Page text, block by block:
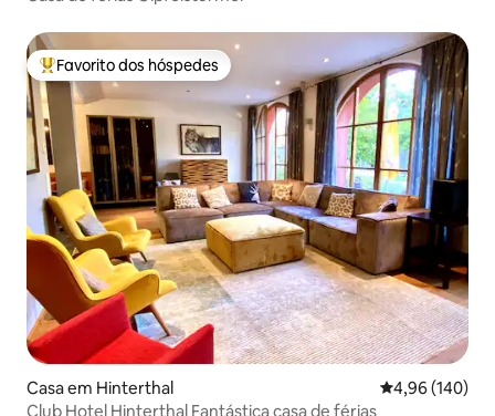
Favoritos dos hóspedes mais apreciados
Favorito dos hóspedes
Casa em Hinterthal Classificação
4,96 (140)
Club Hotel Hinterthal Fantástica casa de férias